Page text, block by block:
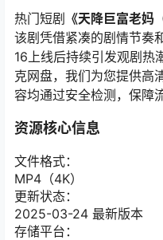
热门短剧 《天降巨富老妈
该剧凭借紧凑的剧情节
16上线后持续引发观剧热
克网盘，我们为您提供高
容均通过安全检测，保障
资源核心信息
文件格式：
MP4（4K）
更新状态：
2025-03-24 最新版本
存储平台：